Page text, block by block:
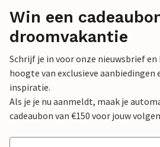
Win een
droomvakantie
Schrijf je in voor onze nieuwsbrief
hoogte van exclusieve aanbiedingen
inspiratie.
Als je je nu aanmeldt, maak je
cadeaubon van €150 voor jouw